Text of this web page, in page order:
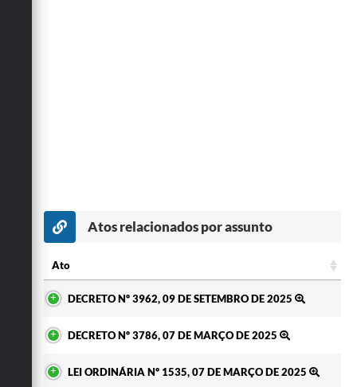
Atos relacionados por assunto
Ato
DECRETO Nº 3962, 09 DE SETEMBRO DE 2025
DECRETO Nº 3786, 07 DE MARÇO DE 2025
LEI ORDINÁRIA Nº 1535, 07 DE MARÇO DE 2025